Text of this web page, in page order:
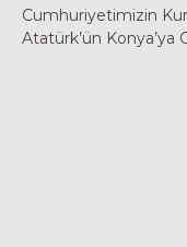
Cumhuriyetimizin
Atatürk’ün Konya’ya